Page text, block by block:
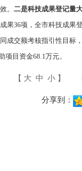
。 二是科技成果登记量大
果36项，全市科技成果
成交额考核指引性目标
项目资金68.1万元。
【 大 中 小 】
分享到：